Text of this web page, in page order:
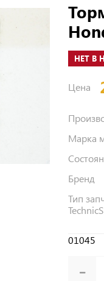
НЕТ В
Цена
Марка
Бренд
Тип
01045